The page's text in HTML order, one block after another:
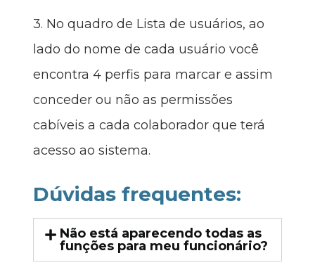
3. No quadro de Lista de usuários, ao
lado do nome de cada usuário você
encontra 4 perfis para marcar e assim
conceder ou não as permissões
cabíveis a cada colaborador que terá
acesso ao sistema.
Dúvidas frequentes:
Não está aparecendo todas as
funções para meu funcionário?